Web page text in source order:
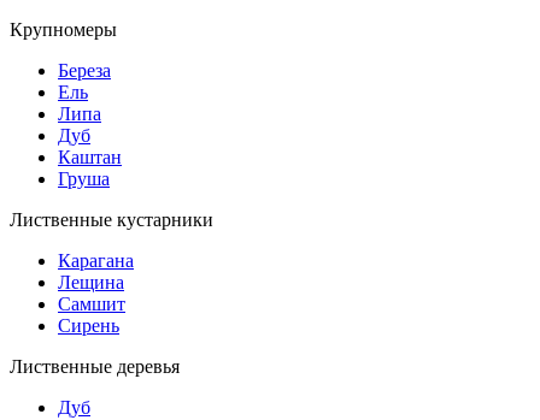
Крупномеры
Береза
Ель
Липа
Дуб
Каштан
Груша
Лиственные кустарники
Карагана
Лещина
Самшит
Сирень
Лиственные деревья
Дуб